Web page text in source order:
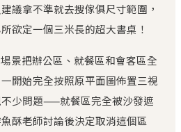
議拿不準就去搜傢俱尺寸範圍，
欲定一個三米長的超大書桌！
景把辦公區、就餐區和會客區全
開始完全按照原平面圖佈置三視
少問題——就餐區完全被沙發遮
酥老師討論後決定取消這個區